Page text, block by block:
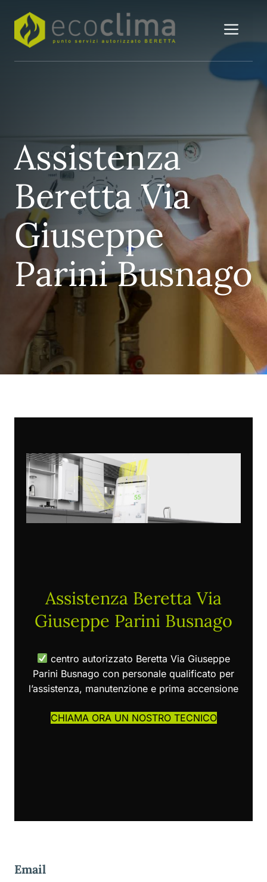
contenuto
Assistenza
Beretta Via
Giuseppe
Parini Busnago
Assistenza Beretta Via
Giuseppe Parini Busnago
centro autorizzato Beretta Via Giuseppe
Parini Busnago con personale qualificato per
l’assistenza, manutenzione e prima accensione
CHIAMA ORA UN NOSTRO TECNICO
Email